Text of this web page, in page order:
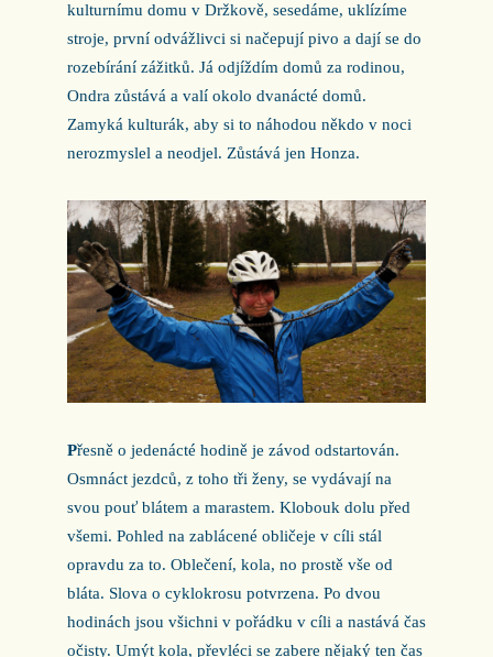
kulturnímu domu v Držkově, sesedáme, uklízíme
stroje, první odvážlivci si načepují pivo a dají se do
rozebírání zážitků. Já odjíždím domů za rodinou,
Ondra zůstává a valí okolo dvanácté domů.
Zamyká kulturák, aby si to náhodou někdo v noci
nerozmyslel a neodjel. Zůstává jen Honza.
Přesně o jedenácté hodině je závod odstartován.
Osmnáct jezdců, z toho tři ženy, se vydávají na
svou pouť blátem a marastem. Klobouk dolu před
všemi. Pohled na zablácené obličeje v cíli stál
opravdu za to. Oblečení, kola, no prostě vše od
bláta. Slova o cyklokrosu potvrzena. Po dvou
hodinách jsou všichni v pořádku v cíli a nastává čas
očisty. Umýt kola, převléci se zabere nějaký ten čas